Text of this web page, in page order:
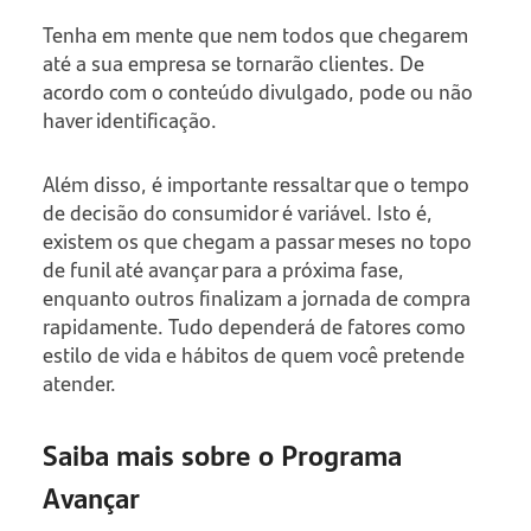
Tenha em mente que nem todos que chegarem
até a sua empresa se tornarão clientes. De
acordo com o conteúdo divulgado, pode ou não
haver identificação.
Além disso, é importante ressaltar que o tempo
de decisão do consumidor é variável. Isto é,
existem os que chegam a passar meses no topo
de funil até avançar para a próxima fase,
enquanto outros finalizam a jornada de compra
rapidamente. Tudo dependerá de fatores como
estilo de vida e hábitos de quem você pretende
atender.
Saiba mais sobre o Programa
Avançar